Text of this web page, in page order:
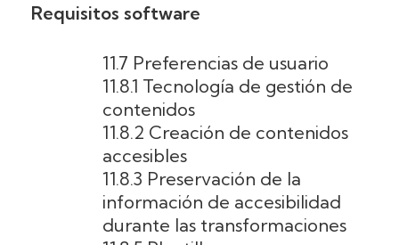
Requisitos software
11.7 Preferencias de usuario
11.8.1 Tecnología de gestión de
contenidos
11.8.2 Creación de contenidos
accesibles
11.8.3 Preservación de la
información de accesibilidad
durante las transformaciones